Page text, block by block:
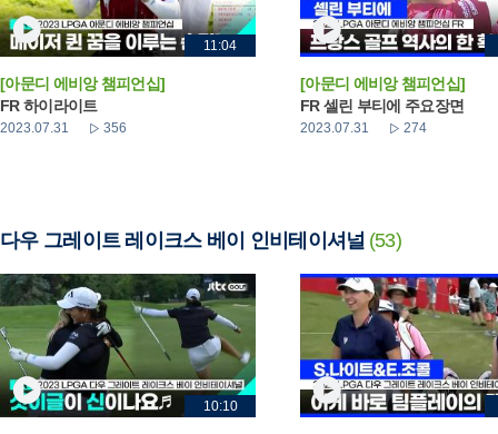
11:04
[아문디 에비앙 챔피언십]
FR 하이라이트
2023.07.31 356
[아문디 에비앙 챔피언십]
FR 셀린 부티에 주요장면
2023.07.31 274
다우 그레이트 레이크스 베이 인비테이셔널 (53)
10:10